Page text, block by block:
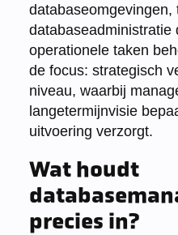
databaseomgevingen,
databaseadministratie
operationele taken
de focus: strategisch
niveau, waarbij
langetermijnvisie
uitvoering verzorgt.
Wat houdt
precies in?